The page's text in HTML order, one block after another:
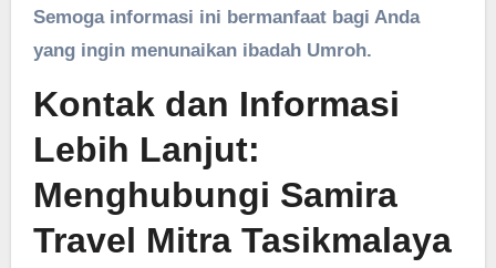
Semoga informasi ini bermanfaat bagi Anda
yang ingin menunaikan ibadah Umroh.
Kontak dan Informasi
Lebih Lanjut:
Menghubungi Samira
Travel Mitra Tasikmalaya